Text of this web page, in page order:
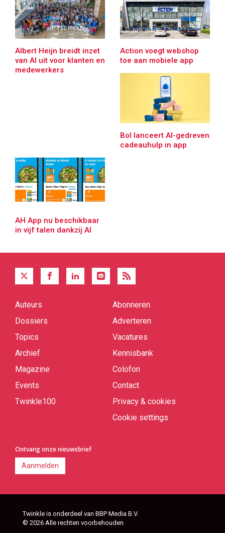
Albert Heijn breidt inzet
van AI uit voor klanten en
medewerkers
Action voegt webshop
toe aan mobiele app
Bol lanceert AI-gedreven
cadeauhulp in app
AH App nu beschikbaar
in vijf talen dankzij AI
Quick
Auteurs
Dossiers
Topics
Archief
Magazine
Events
Twinkle100
Abonneren
Adverteren
Vacatures
Kennisbank
Colofon
Contact
Privacy & cookies
Cookie settings
Ontvang onze nieuwsbrief
Aanmelden
Twinkle is onderdeel van BBP Media B.V.
© 2026 Alle rechten voorbehouden